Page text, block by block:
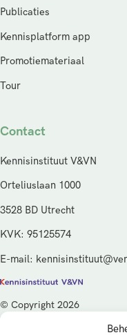
Publicaties
Kennisplatform app
Promotiemateriaal
Tour
Contact
Kennisinstituut V&VN
Orteliuslaan 1000
3528 BD Utrecht
KVK: 95125574
E-mail:
© Copyright 2026